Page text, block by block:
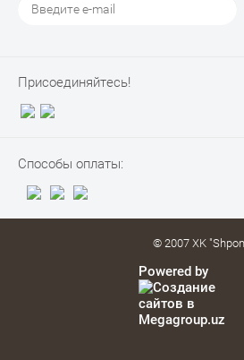
Присоединяйтесь!
Способы оплаты:
© 2007 XK
Powered by